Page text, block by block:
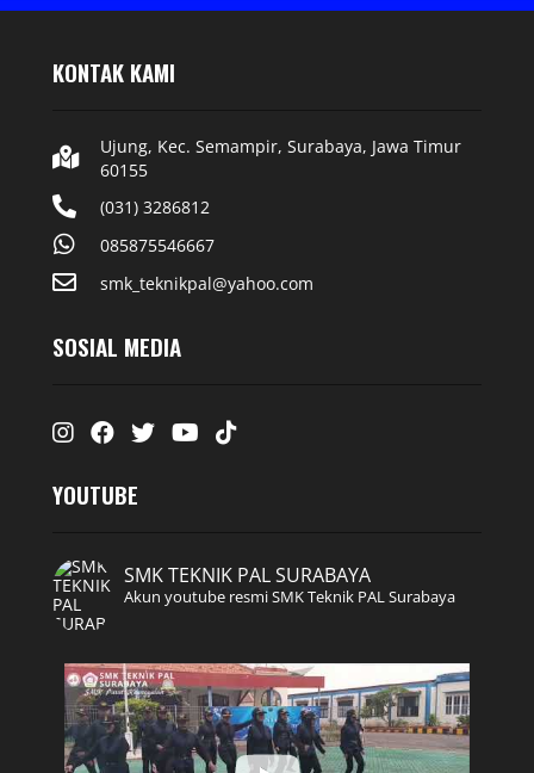
KONTAK KAMI
Ujung, Kec. Semampir, Surabaya, Jawa Timur
60155
(031) 3286812
085875546667
smk_teknikpal@yahoo.com
SOSIAL MEDIA
Instagram
FacebookTwitterYoutube
Tiktok
YOUTUBE
SMK TEKNIK PAL SURABAYA
Akun youtube resmi SMK Teknik PAL Surabaya